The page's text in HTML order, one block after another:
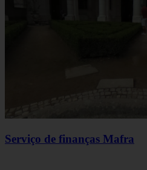
Serviço de finanças Mafra